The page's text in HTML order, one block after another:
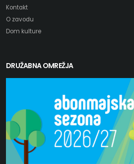
Kontakt
O zavodu
Dom kulture
DRUŽABNA OMREŽJA